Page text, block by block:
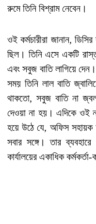
রুমে তিনি বিশ্রাম নেবেন।
ওই কর্মচারীরা জানান,
ছিল। তিনি এসে একটি
এবং সবুজ বাতি লাগিয়ে
সময় তিনি লাল বাতি
থাকতো, সবুজ বাতি না
দেওয়া না হয়। এদিকে ওই
হয়ে উঠে যে, অফিস সহায়ক
সবার সঙ্গে। তার
কার্যালয়ের একাধিক কর্মকর্তা-